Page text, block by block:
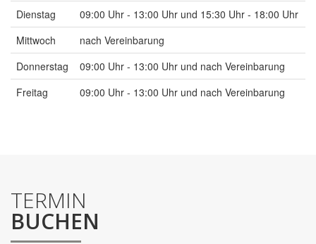
Dienstag
09:00 Uhr - 13:00 Uhr und 15:30 Uhr - 18:00 Uhr
Mittwoch
nach Vereinbarung
Donnerstag
09:00 Uhr - 13:00 Uhr und nach Vereinbarung
Freitag
09:00 Uhr - 13:00 Uhr und nach Vereinbarung
TERMIN
BUCHEN